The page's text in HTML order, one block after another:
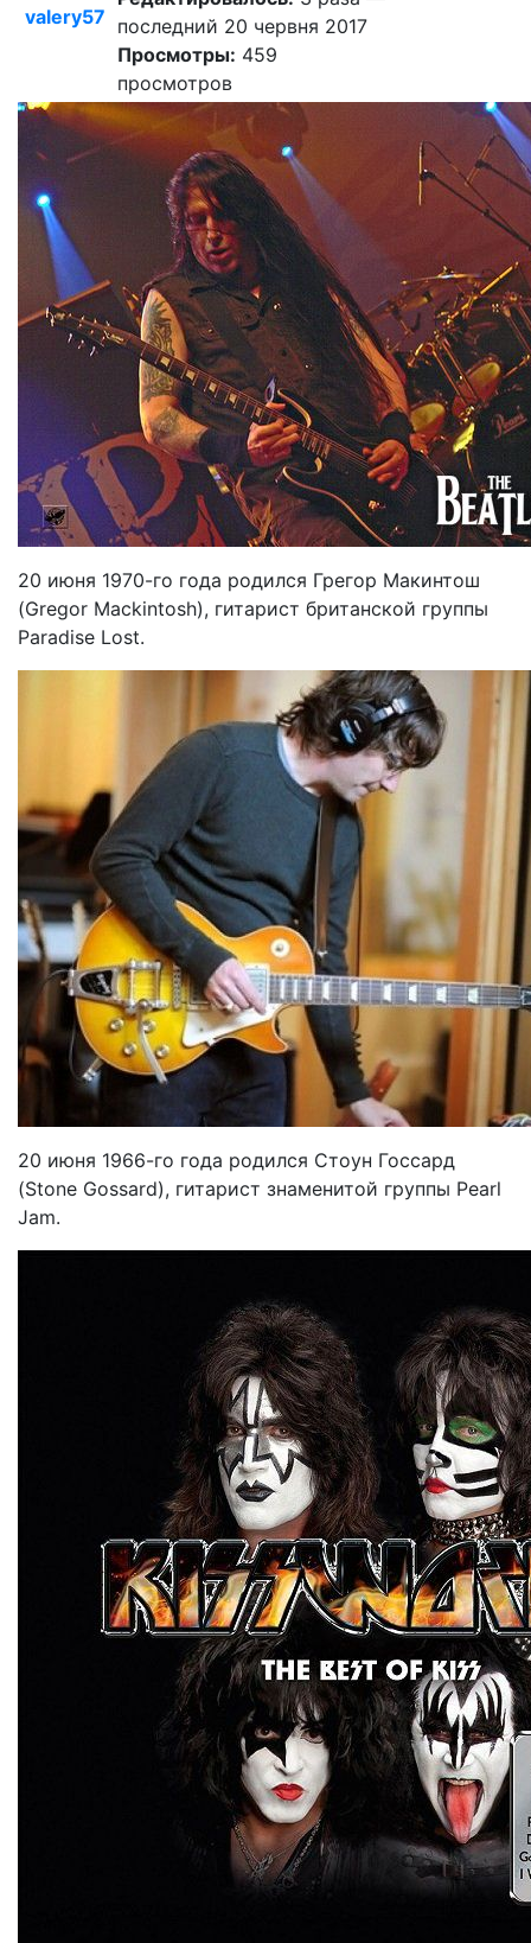
valery57 последний 20 червня 2017
Просмотры: 459
просмотров
20 июня 1970-го года родился Грегор Макинтош
(Gregor Mackintosh), гитарист британской группы
Paradise Lost.
20 июня 1966-го года родился Стоун Госсард
(Stone Gossard), гитарист знаменитой группы Pearl
Jam.